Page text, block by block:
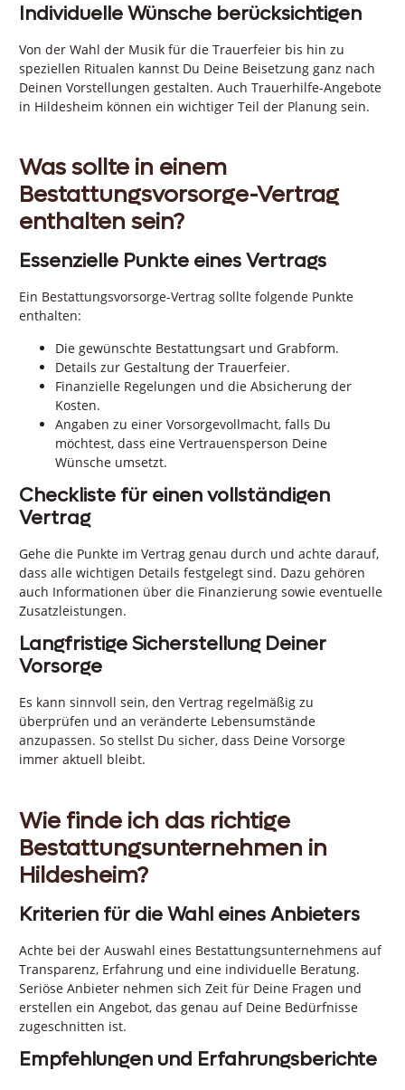
Individuelle Wünsche berücksichtigen
Von der Wahl der Musik für die Trauerfeier bis hin zu
speziellen Ritualen kannst Du Deine Beisetzung ganz nach
Deinen Vorstellungen gestalten. Auch Trauerhilfe-Angebote
in Hildesheim können ein wichtiger Teil der Planung sein.
Was sollte in einem
Bestattungsvorsorge-Vertrag
enthalten sein?
Essenzielle Punkte eines Vertrags
Ein Bestattungsvorsorge-Vertrag sollte folgende Punkte
enthalten:
Die gewünschte Bestattungsart und Grabform.
Details zur Gestaltung der Trauerfeier.
Finanzielle Regelungen und die Absicherung der
Kosten.
Angaben zu einer Vorsorgevollmacht, falls Du
möchtest, dass eine Vertrauensperson Deine
Wünsche umsetzt.
Checkliste für einen vollständigen
Vertrag
Gehe die Punkte im Vertrag genau durch und achte darauf,
dass alle wichtigen Details festgelegt sind. Dazu gehören
auch Informationen über die Finanzierung sowie eventuelle
Zusatzleistungen.
Langfristige Sicherstellung Deiner
Vorsorge
Es kann sinnvoll sein, den Vertrag regelmäßig zu
überprüfen und an veränderte Lebensumstände
anzupassen. So stellst Du sicher, dass Deine Vorsorge
immer aktuell bleibt.
Wie finde ich das richtige
Bestattungsunternehmen in
Hildesheim?
Kriterien für die Wahl eines Anbieters
Achte bei der Auswahl eines Bestattungsunternehmens auf
Transparenz, Erfahrung und eine individuelle Beratung.
Seriöse Anbieter nehmen sich Zeit für Deine Fragen und
erstellen ein Angebot, das genau auf Deine Bedürfnisse
zugeschnitten ist.
Empfehlungen und Erfahrungsberichte